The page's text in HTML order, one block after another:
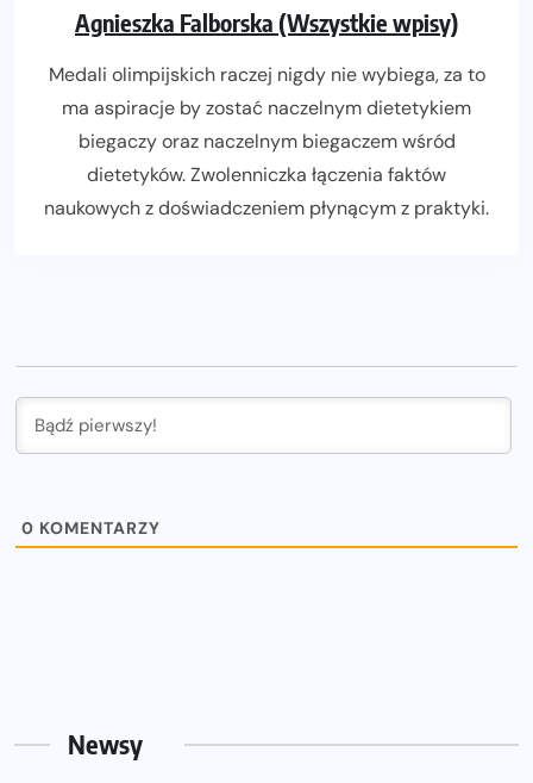
Agnieszka Falborska (Wszystkie wpisy)
Medali olimpijskich raczej nigdy nie wybiega, za to
ma aspiracje by zostać naczelnym dietetykiem
biegaczy oraz naczelnym biegaczem wśród
dietetyków. Zwolenniczka łączenia faktów
naukowych z doświadczeniem płynącym z praktyki.
0 KOMENTARZY
Newsy